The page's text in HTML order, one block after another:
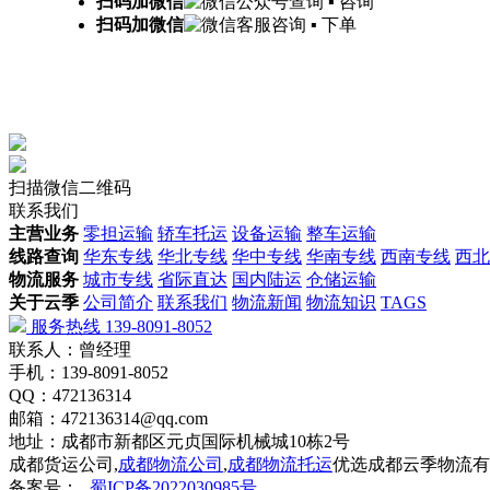
扫码加微信
咨询 ▪ 下单
扫描微信二维码
联系我们
主营业务 零担运输 轿车托运 设备运输 整车运输
线路查询 华东专线 华北专线 华中专线 华南专线 西南专线 西
物流服务 城市专线 省际直达 国内陆运 仓储运输
关于云季 公司简介 联系我们 物流新闻 物流知识 TAGS
服务热线 139-8091-8052
联系人：曾经理
手机：139-8091-8052
QQ：472136314
邮箱：472136314@qq.com
地址：成都市新都区元贞国际机械城10栋2号
成都货运公司,成都物流公司 ,成都物流托运优选成都云季物流有